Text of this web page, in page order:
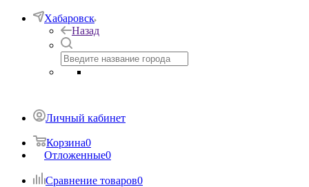
Хабаровск
Назад
Личный кабинет
Корзина0
Отложенные0
Сравнение товаров0